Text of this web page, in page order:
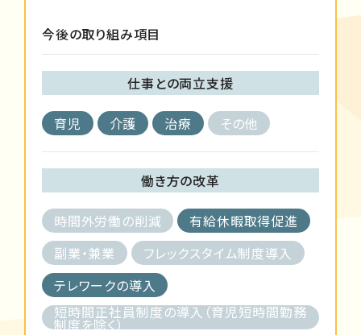
今後の取り組み項目
仕事との両立支援
育児 介護 治療 その他
働き方の改革
時間外労働の削減
有給休暇取得促進
副業・兼業
フレックスタイム制度導入
テレワークの導入
短時間正社員制度の導入（育児短時間勤務
制度を除く）